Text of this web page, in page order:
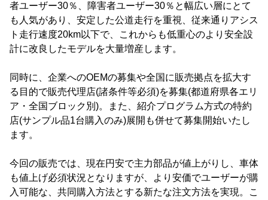
者ユーザー30％、障害者ユーザー30％と幅広い層にとて
も人気があり、安定した公道走行を重視、従来通りアシス
ト走行速度20km以下で、これからも低重心のより安全設
計に改良したモデルを大量増産します。
同時に、企業へのOEMの募集や全国に販売拠点を拡大す
る目的で販売代理店(諸条件等必須)を募集(都道府県各エリ
ア・全国ブロック別)。また、紹介プログラム方式の特約
店(サンプル品1台購入のみ)展開も併せて募集開始いたし
ます。
今回の販売では、現在円安で主力部品が値上がりし、車体
も値上げ必須状況となりますが、より安価でユーザーが購
入可能な、共同購入方法とする新たな注文方法を実現。こ